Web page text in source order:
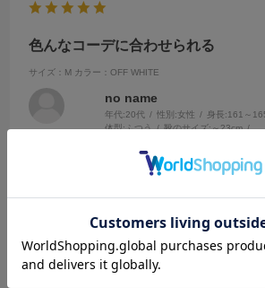
色んなコーデに合わせられる
サイズ：M カラー：OFF WHITE
no name
年代:20代 性別:女性 身長:161～
体型:ふつう 靴のサイズ:～23cm
こういうのを1枚持っておくと、色んなコーデの